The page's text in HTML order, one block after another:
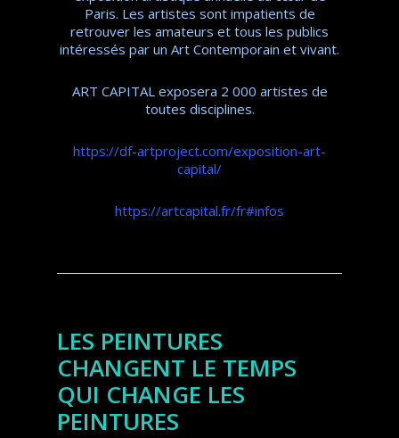
Paris. Les artistes sont impatients de
retrouver les amateurs et tous les publics
intéressés par un Art Contemporain et vivant.
ART CAPITAL exposera 2 000 artistes de
toutes disciplines.
https://df-artproject.com/exposition-art-
capital/
https://artcapital.fr/fr#infos
LES PEINTURES
CHANGENT LE TEMPS
QUI CHANGE LES
PEINTURES